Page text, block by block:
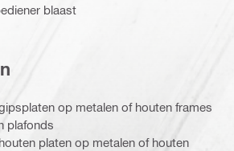
blaast
op metalen of houten frames
plafonds
platen op metalen of houten